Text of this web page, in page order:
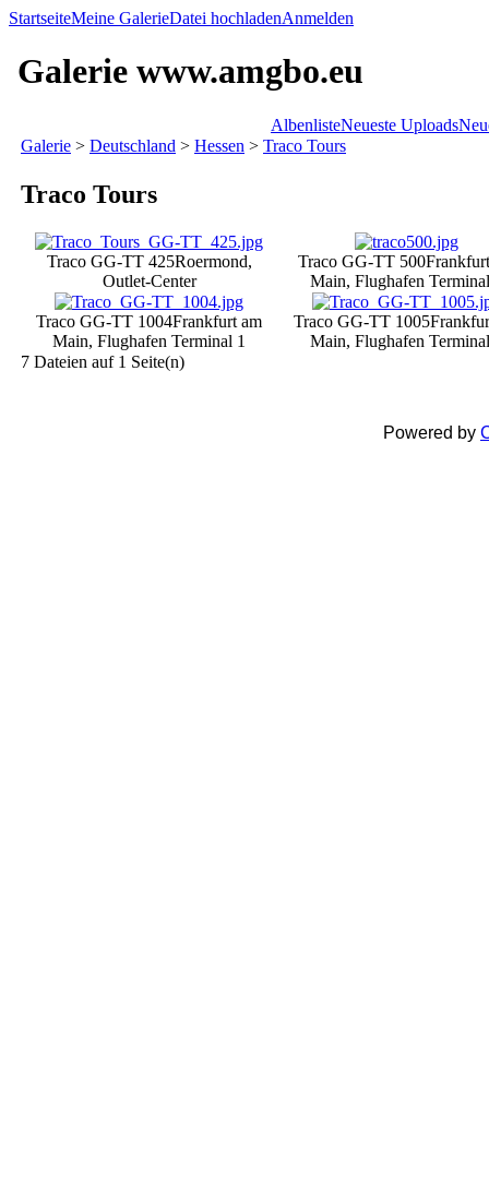
StartseiteMeine GalerieDatei hochladenAnmelden
Galerie www.amgbo.eu
AlbenlisteNeueste Uploads
Galerie > Deutschland > Hessen > Traco Tours
Traco Tours
Traco GG-TT 425Roermond,
Outlet-Center
Traco GG-TT 500
Main, Flughafen
Traco GG-TT 1004Frankfurt am
Main, Flughafen Terminal 1
Traco GG-TT 1005
Main, Flughafen
7 Dateien auf 1 Seite(n)
Powered by